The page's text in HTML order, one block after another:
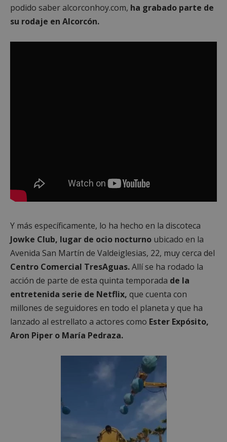
podido saber alcorconhoy.com, ha grabado parte de
su rodaje en Alcorcón.
Y más específicamente, lo ha hecho en la discoteca
Jowke Club, lugar de ocio nocturno ubicado en la
Avenida San Martín de Valdeiglesias, 22, muy cerca del
Centro Comercial TresAguas.Allí se ha rodado la
acción de parte de esta quinta temporada de la
entretenida serie de Netflix, que cuenta con
millones de seguidores en todo el planeta y que ha
lanzado al estrellato a actores como Ester Expósito,
Aron Piper o María Pedraza.